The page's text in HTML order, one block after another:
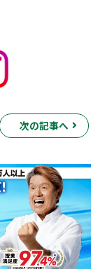
次の記事へ